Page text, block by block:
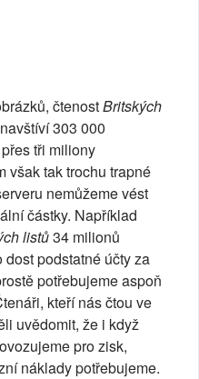
čtenostBritských
303 000
tři miliony
však tak trochu trapné
nemůžeme vést
částky. Například
listů34 milionů
podstatné účty za
potřebujeme aspoň
kteří nás čtou ve
uvědomit, že i když
pro zisk,
náklady potřebujeme.